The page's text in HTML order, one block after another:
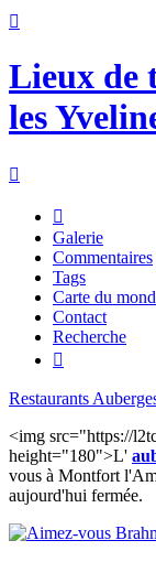

Lieux de
les


Galerie
Commentaires
Tags
Carte du
Contact
Recherche

Restaurants
<img src="https://
height="180">L'
vous à Montfort
aujourd'hui fermée.